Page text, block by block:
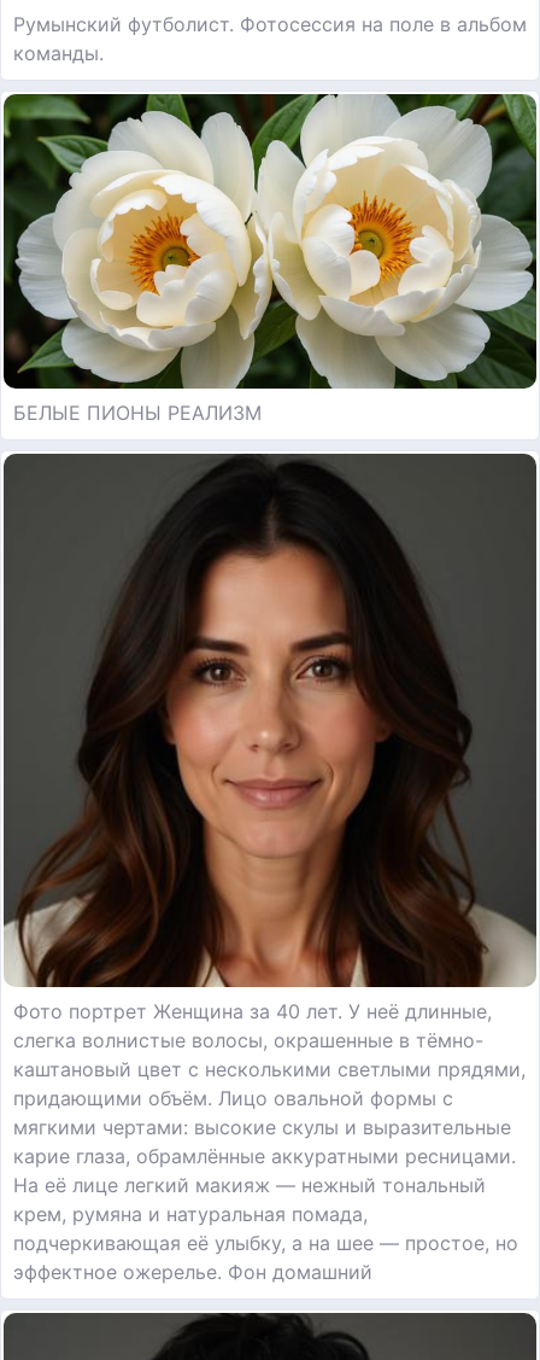
Румынский футболист. Фотосессия на поле в альбом
команды.
БЕЛЫЕ ПИОНЫ РЕАЛИЗМ
Фото портрет Женщина за 40 лет. У неё длинные,
слегка волнистые волосы, окрашенные в тёмно-
каштановый цвет с несколькими светлыми прядями,
придающими объём. Лицо овальной формы с
мягкими чертами: высокие скулы и выразительные
карие глаза, обрамлённые аккуратными ресницами.
На её лице легкий макияж — нежный тональный
крем, румяна и натуральная помада,
подчеркивающая её улыбку, а на шее — простое, но
эффектное ожерелье. Фон домашний